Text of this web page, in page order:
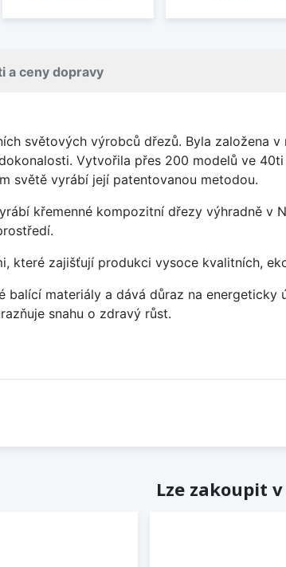
a ceny dopravy
světových výrobců dřezů. Byla založena
Vytvořila přes 200 modelů ve
světě vyrábí její patentovanou metodou.
křemenné kompozitní dřezy výhradně v
které zajišťují produkci vysoce kvalitních,
balící materiály a dává důraz na
snahu o zdravý růst.
Lze zakoupit